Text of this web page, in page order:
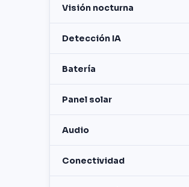
Visión nocturna
Detección IA
Batería
Panel solar
Audio
Conectividad